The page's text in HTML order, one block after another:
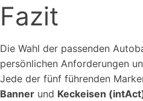
Fazit
Die Wahl der passenden
persönlichen Anforderungen
Jede der fünf führenden
Banner und Keckeisen